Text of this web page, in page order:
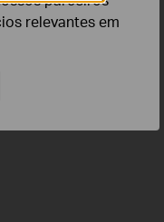
relevantes em